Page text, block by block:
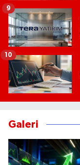
9
10
Galeri